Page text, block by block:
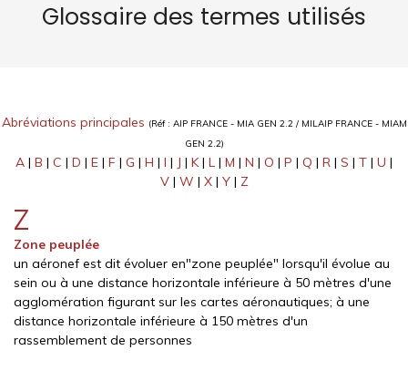
Glossaire des termes utilisés
Abréviations principales (Réf : AIP FRANCE - MIA GEN 2.2 / MILAIP FRANCE - MIAM
GEN 2.2)
A | B | C | D | E | F | G | H | I | J | K| L | M | N | O | P | Q | R | S | T | U |
V| W | X| Y| Z
Z
Zone peuplée
un aéronef est dit évoluer en"zone peuplée" lorsqu'il évolue au
sein ou à une distance horizontale inférieure à 50 mètres d'une
agglomération figurant sur les cartes aéronautiques; à une
distance horizontale inférieure à 150 mètres d'un
rassemblement de personnes